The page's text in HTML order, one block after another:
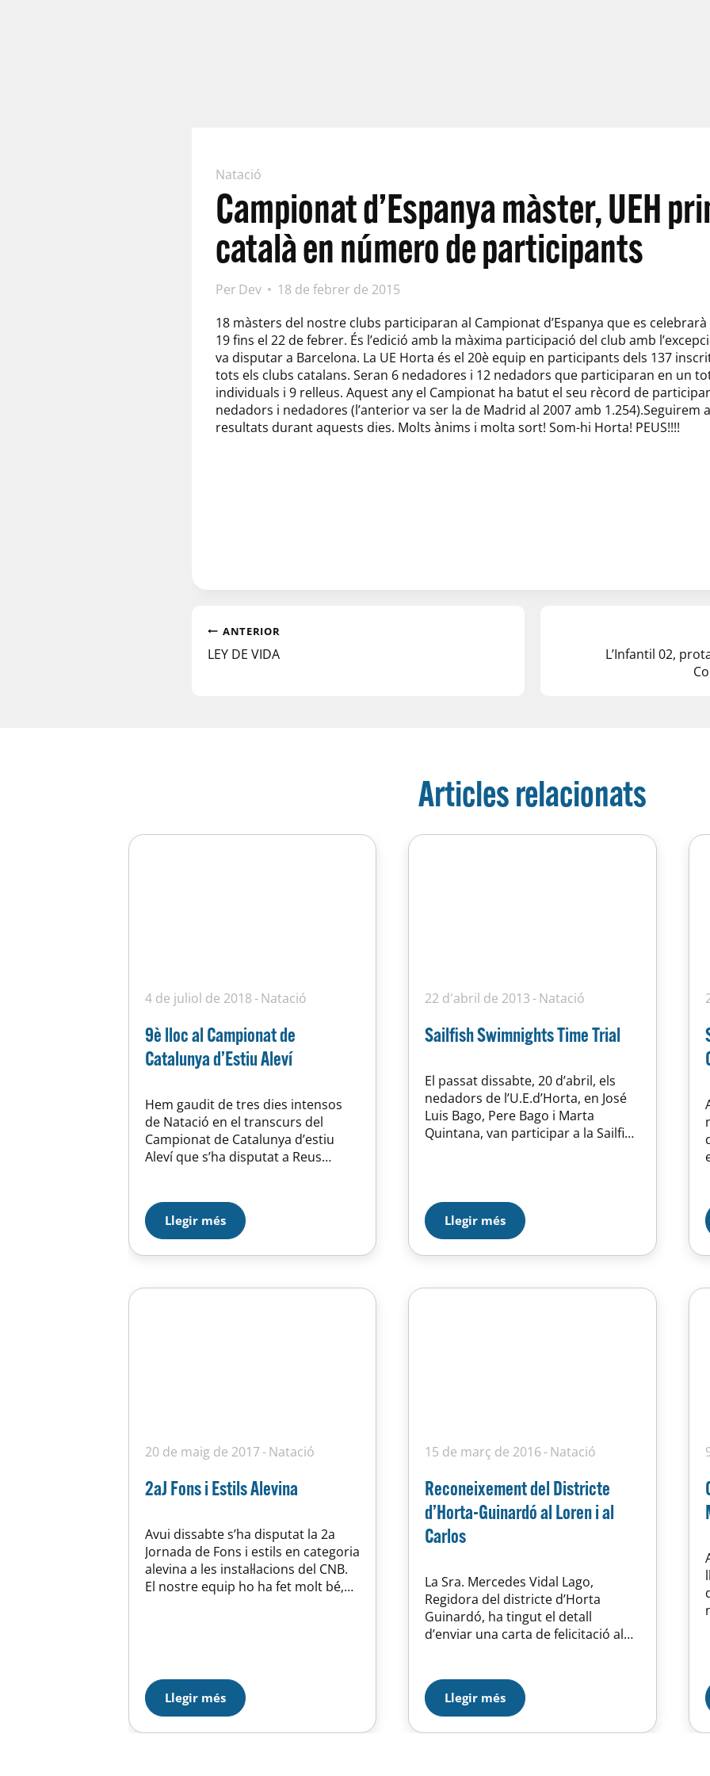
Natació
Campionat d’Espanya màster, UEH
català en número de participants
Per Dev
18 de febrer de 2015
18 màsters del nostre clubs participaran al Campionat d’Espanya que es
19 fins el 22 de febrer. És l’edició amb la màxima participació del club amb
va disputar a Barcelona. La UE Horta és el 20è equip en participants dels 137
tots els clubs catalans. Seran 6 nedadores i 12 nedadors que participaran en un
individuals i 9 relleus. Aquest any el Campionat ha batut el seu rècord de
nedadors i nedadores (l’anterior va ser la de Madrid al 2007 amb 1.254).Seguirem
resultats durant aquests dies. Molts ànims i molta sort! Som-hi Horta! PEUS!!!!
ANTERIOR
LEY DE VIDA
L’Infantil 02,
Articles relacionats
4 de juliol de 2018 Natació
9è lloc al Campionat de
Catalunya d’Estiu Aleví
Hem gaudit de tres dies intensos
de Natació en el transcurs del
Campionat de Catalunya d’estiu
Aleví que s’ha disputat a Reus
hem tingut molt bones notícies
com: – Poder assolir el 9è lloc en la
general de 63 clubs a pocs punts
de…
Llegir més
22 d'abril de 2013 Natació
Sailfish Swimnights Time Trial
El passat dissabte, 20 d’abril, els
nedadors de l’U.E.d’Horta, en José
Luis Bago, Pere Bago i Marta
Quintana, van participar a la Sailfish
circuit: 3000m en aigües obertes,
nedats a contra-rellotge. Els
participants van sortir d’un en un,…
Llegir més
20 de maig de 2017 Natació
2aJ Fons i Estils Alevina
Avui dissabte s’ha disputat la 2a
Jornada de Fons i estils en categoria
alevina a les instal·lacions del CNB.
El nostre equip ho ha fet molt bé,
pels…Llegir més
15 de març de 2016 Natació
Reconeixement del Districte
d’Horta-Guinardó al Loren i al
Carlos
La Sra. Mercedes Vidal Lago,
Regidora del districte d’Horta
Guinardó, ha tingut el detall
d’enviar una carta de felicitació al
Campionat d’Espanya Màster
disputat a Gijón, on tots dos van
guanyar medalles d’or. Volem
agrair les paraules de suport i de
Llegir més